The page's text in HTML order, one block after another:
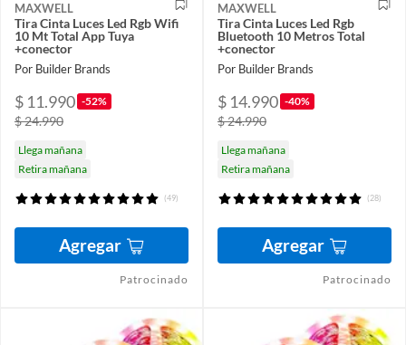
MAXWELL
Tira Cinta Luces Led Rgb Wifi
10 Mt Total App Tuya
+conector
Por Builder Brands
$ 11.990 -52%
$ 24.990
Llega mañana
Retira mañana
(49)
Agregar
Patrocinado
MAXWELL
Tira Cinta Luces Led Rgb
Bluetooth 10 Metros Total
+conector
Por Builder Brands
$ 14.990 -40%
$ 24.990
Llega mañana
Retira mañana
(28)
Agregar
Patrocinado